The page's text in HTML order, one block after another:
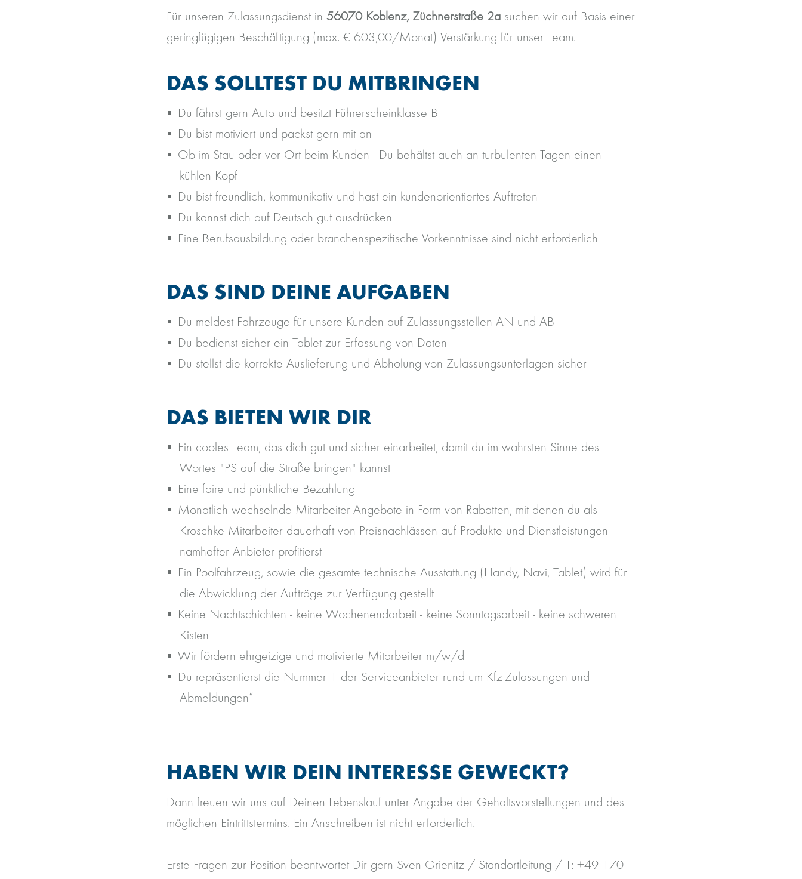
Für unseren Zulassungsdienst in 56070 Koblenz, Züchnerstraße 2a suchen wir auf Basis einer
geringfügigen Beschäftigung (max. € 603,00/Monat) Verstärkung für unser Team.
DAS SOLLTEST DU MITBRINGEN
Du fährst gern Auto und besitzt Führerscheinklasse B
Du bist motiviert und packst gern mit an
Ob im Stau oder vor Ort beim Kunden - Du behältst auch an turbulenten Tagen einen
kühlen Kopf
Du bist freundlich, kommunikativ und hast ein kundenorientiertes Auftreten
Du kannst dich auf Deutsch gut ausdrücken
Eine Berufsausbildung oder branchenspezifische Vorkenntnisse sind nicht erforderlich
DAS SIND DEINE AUFGABEN
Du meldest Fahrzeuge für unsere Kunden auf Zulassungsstellen AN und AB
Du bedienst sicher ein Tablet zur Erfassung von Daten
Du stellst die korrekte Auslieferung und Abholung von Zulassungsunterlagen sicher
DAS BIETEN WIR DIR
Ein cooles Team, das dich gut und sicher einarbeitet, damit du im wahrsten Sinne des
Wortes "PS auf die Straße bringen" kannst
Eine faire und pünktliche Bezahlung
Monatlich wechselnde Mitarbeiter-Angebote in Form von Rabatten, mit denen du als
Kroschke Mitarbeiter dauerhaft von Preisnachlässen auf Produkte und Dienstleistungen
namhafter Anbieter profitierst
Ein Poolfahrzeug, sowie die gesamte technische Ausstattung (Handy, Navi, Tablet) wird für
die Abwicklung der Aufträge zur Verfügung gestellt
Keine Nachtschichten - keine Wochenendarbeit - keine Sonntagsarbeit - keine schweren
Kisten
Wir fördern ehrgeizige und motivierte Mitarbeiter m/w/d
Du repräsentierst die Nummer 1 der Serviceanbieter rund um Kfz-Zulassungen und –
Abmeldungen“
HABEN WIR DEIN INTERESSE GEWECKT?
Dann freuen wir uns auf Deinen Lebenslauf unter Angabe der Gehaltsvorstellungen und des
möglichen Eintrittstermins. Ein Anschreiben ist nicht erforderlich.
Erste Fragen zur Position beantwortet Dir gern Sven Grienitz / Standortleitung / T: +49 170